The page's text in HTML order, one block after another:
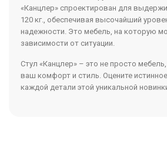
«Канцлер» спроектирован для
120 кг., обеспечивая высочайший
надежности. Это мебель, на которую
зависимости от ситуации.
Стул «Канцлер» – это не просто
ваш комфорт и стиль. Оцените
каждой детали этой уникальной